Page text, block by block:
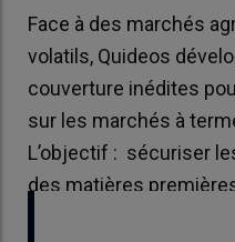
Face à des marchés
volatils, Quideos
couverture inédites
sur les marchés à
L’objectif : sécuriser
des matières